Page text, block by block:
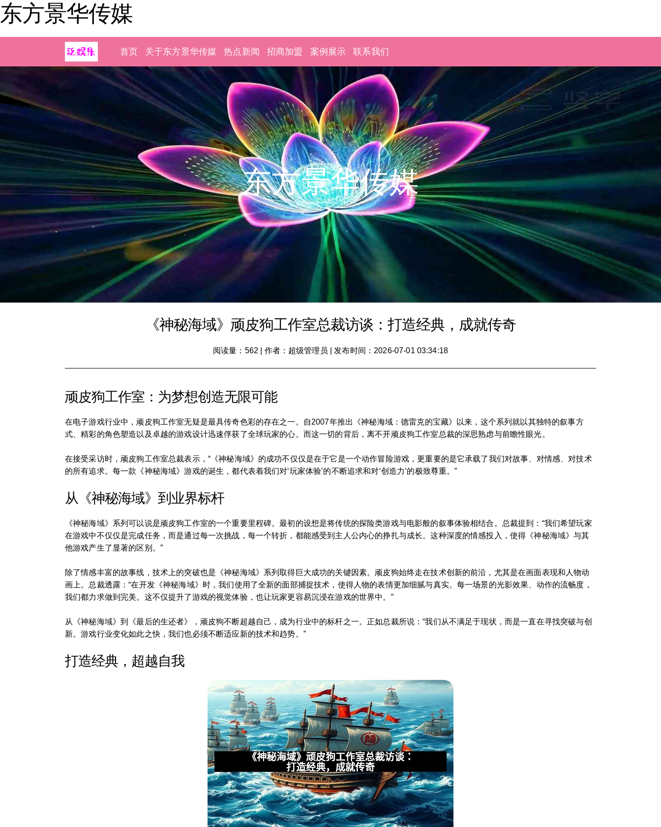
东方景华传媒
首页 关于东方景华传媒 热点新闻 招商加盟 案例展示 联系我们
东方景华传媒
《神秘海域》顽皮狗工作室总裁访谈：打造经典，成就传奇
阅读量：562 作者：超级管理员 发布时间：2026-07-01 03:34:18
顽皮狗工作室：为梦想创造无限可能
在电子游戏行业中，顽皮狗工作室无疑是最具传奇色彩的存在之一。自2007年推出《神秘海域：德雷克的宝藏》以来，这个系列就以其独特的叙事方
式、精彩的角色塑造以及卓越的游戏设计迅速俘获了全球玩家的心。而这一切的背后，离不开顽皮狗工作室总裁的深思熟虑与前瞻性眼光。
在接受采访时，顽皮狗工作室总裁表示，“《神秘海域》的成功不仅仅是在于它是一个动作冒险游戏，更重要的是它承载了我们对故事、对情感、对技术
的所有追求。每一款《神秘海域》游戏的诞生，都代表着我们对‘玩家体验’的不断追求和对‘创造力’的极致尊重。”
从《神秘海域》到业界标杆
《神秘海域》系列可以说是顽皮狗工作室的一个重要里程碑。最初的设想是将传统的探险类游戏与电影般的叙事体验相结合。总裁提到：“我们希望玩家
在游戏中不仅仅是完成任务，而是通过每一次挑战，每一个转折，都能感受到主人公内心的挣扎与成长。这种深度的情感投入，使得《神秘海域》与其
他游戏产生了显著的区别。”
除了情感丰富的故事线，技术上的突破也是《神秘海域》系列取得巨大成功的关键因素。顽皮狗始终走在技术创新的前沿，尤其是在画面表现和人物动
画上。总裁透露：“在开发《神秘海域》时，我们使用了全新的面部捕捉技术，使得人物的表情更加细腻与真实。每一场景的光影效果、动作的流畅度，
我们都力求做到完美。这不仅提升了游戏的视觉体验，也让玩家更容易沉浸在游戏的世界中。”
从《神秘海域》到《最后的生还者》，顽皮狗不断超越自己，成为行业中的标杆之一。正如总裁所说：“我们从不满足于现状，而是一直在寻找突破与创
新。游戏行业变化如此之快，我们也必须不断适应新的技术和趋势。”
打造经典，超越自我